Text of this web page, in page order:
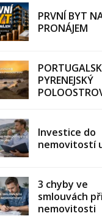
PRVNÍ BYT
PRONÁJEM
PYRENEJSKÝ
Investice do
nemovitostí
3 chyby ve
smlouvách
nemovitosti